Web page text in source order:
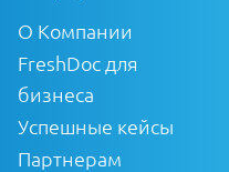
О Компании
FreshDoc для
бизнеса
Успешные кейсы
Партнерам